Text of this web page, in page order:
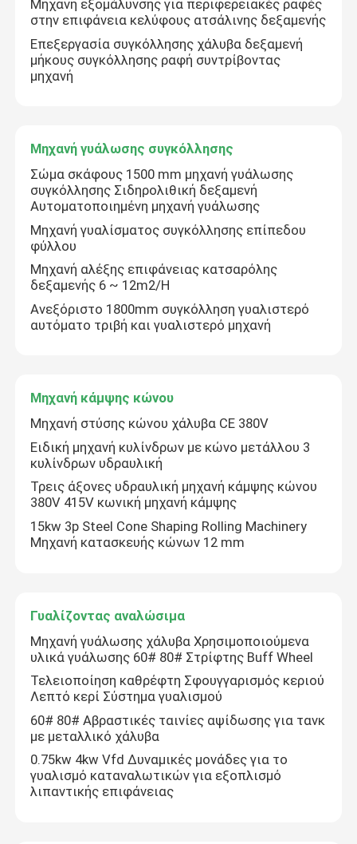
Μηχανή γυαλισμού τερματικών πιάτων
Μηχανή καθαρισμού σωλήνων
Μηχανή γυάλωσης σύρματος
Γυαλίζοντας μηχανή φύλλων
Μηχανή αυτόματης λαξεύσεως από χάλυβα με
Μηχανή γυάλωσης συγκόλλησης
Μηχανή κάμψης κώνου
Γυαλίζοντας αναλώσιμα
μηχανές συγκόλλησης
Μηχανή εξομάλυνσης για περιφερειακές ραφές
στην επιφάνεια κελύφους ατσάλινης δεξαμενής
Επεξεργασία συγκόλλησης χάλυβα δεξαμενή
μήκους συγκόλλησης ραφή συντρίβοντας
μηχανή
Μηχανή γυάλωσης συγκόλλησης
Σώμα σκάφους 1500 mm μηχανή γυάλωσης
συγκόλλησης Σιδηρολιθική δεξαμενή
Αυτοματοποιημένη μηχανή γυάλωσης
Μηχανή γυαλίσματος συγκόλλησης επίπεδου
φύλλου
Μηχανή αλέξης επιφάνειας κατσαρόλης
δεξαμενής 6 ~ 12m2/H
Ανεξόριστο 1800mm συγκόλληση γυαλιστερό
αυτόματο τριβή και γυαλιστερό μηχανή
Μηχανή κάμψης κώνου
Μηχανή στύσης κώνου χάλυβα CE 380V
Ειδική μηχανή κυλίνδρων με κώνο μετάλλου 3
κυλίνδρων υδραυλική
Τρεις άξονες υδραυλική μηχανή κάμψης κώνου
380V 415V κωνική μηχανή κάμψης
15kw 3p Steel Cone Shaping Rolling Machinery
Μηχανή κατασκευής κώνων 12 mm
Γυαλίζοντας αναλώσιμα
Μηχανή γυάλωσης χάλυβα Χρησιμοποιούμενα
υλικά γυάλωσης 60# 80# Στρίφτης Buff Wheel
Τελειοποίηση καθρέφτη Σφουγγαρισμός κεριού
Λεπτό κερί Σύστημα γυαλισμού
60# 80# Αβραστικές ταινίες αψίδωσης για τανκ
με μεταλλικό χάλυβα
0.75kw 4kw Vfd Δυναμικές μονάδες για το
γυαλισμό καταναλωτικών για εξοπλισμό
λιπαντικής επιφάνειας